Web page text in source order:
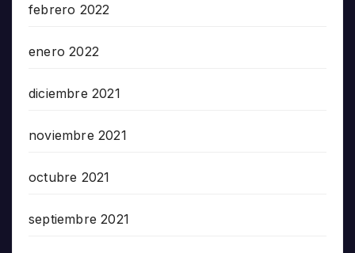
febrero 2022
enero 2022
diciembre 2021
noviembre 2021
octubre 2021
septiembre 2021